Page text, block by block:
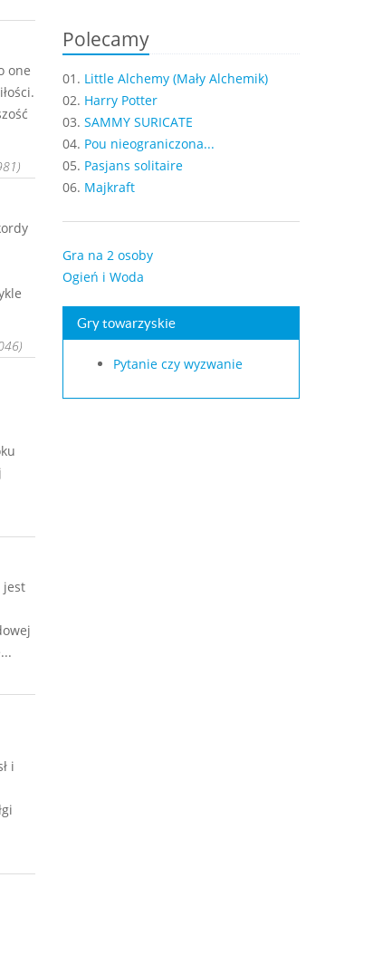
one
jest
i
Polecamy
01. Little Alchemy (Mały Alchemik)
02. Harry Potter
03. SAMMY SURICATE
04. Pou nieograniczona...
05. Pasjans solitaire
06. Majkraft
Gra na 2 osoby
Ogień i Woda
Gry towarzyskie
Pytanie czy wyzwanie